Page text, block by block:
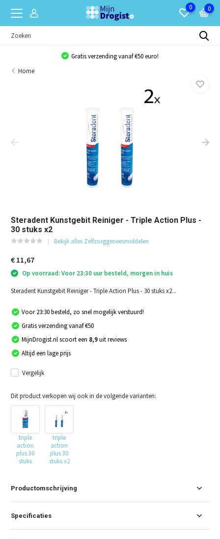
0 0
Gratis verzending vanaf €50 euro!
Home
Steradent Kunstgebit Reiniger - Triple Action Plus -
30 stuks x2
Bekijk alles Zelfzorggeneesmiddelen
€ 11,67
Op voorraad: Voor 23:30 uur besteld, morgen in huis
Steradent Kunstgebit Reiniger - Triple Action Plus - 30 stuks x2...
Voor 23:30 besteld, zo snel mogelijk verstuurd!
Gratis verzending vanaf €50
MijnDrogist.nl scoort een 8,9uit reviews
Altijd een lage prijs
Vergelijk
Dit product verkopen wij ook in de volgende varianten:
triple
action
plus 30
stuks
triple
action
plus 30
stuks x2
Productomschrijving
Specificaties